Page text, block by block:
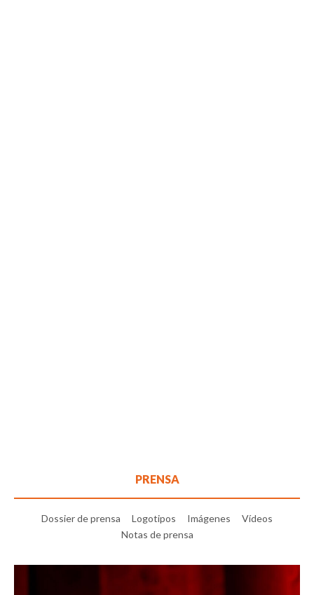
PRENSA
Dossier de prensa Logotipos Imágenes
Vídeos
Notas de prensa